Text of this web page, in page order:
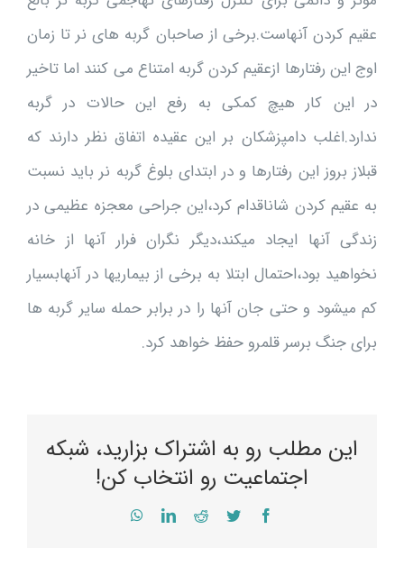
عقیم کردن آنهاست.برخی از صاحبان گربه های نر تا زمان
اوج این رفتارها ازعقیم کردن گربه امتناع می کنند اما تاخیر
در این کار هیچ کمکی به رفع این حالات در گربه
ندارد.اغلب دامپزشکان بر این عقیده اتفاق نظر دارند که
قبلاز بروز این رفتارها و در ابتدای بلوغ گربه نر باید نسبت
به عقیم کردن شاناقدام کرد،این جراحی معجزه عظیمی در
زندگی آنها ایجاد میکند،دیگر نگران فرار آنها از خانه
نخواهید بود،احتمال ابتلا به برخی از بیماریها در آنهابسیار
کم میشود و حتی جان آنها را در برابر حمله سایر گربه ها
برای جنگ برسر قلمرو حفظ خواهد کرد.
این مطلب رو به اشتراک بزارید، شبکه
اجتماعیت رو انتخاب کن!
Facebook
Twitter
Reddit
LinkedIn
WhatsApp